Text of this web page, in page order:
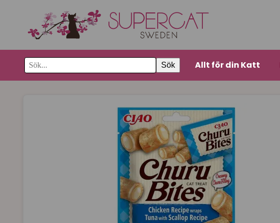
Sök Allt för din Katt